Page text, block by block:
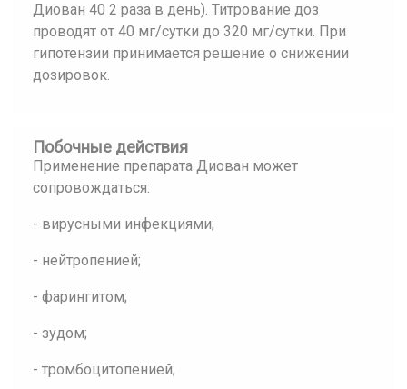
Диован 40 2 раза в день). Титрование доз
проводят от 40 мг/сутки до 320 мг/сутки. При
гипотензии принимается решение о снижении
дозировок.
Побочные действия
Применение препарата Диован может
сопровождаться:
- вирусными инфекциями;
- нейтропенией;
- фарингитом;
- зудом;
- тромбоцитопенией;